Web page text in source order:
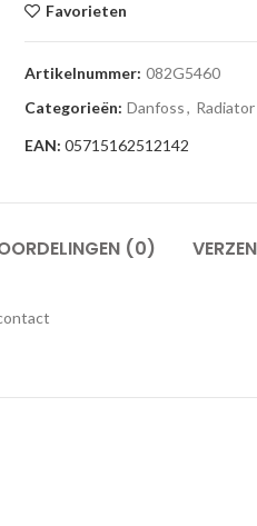
Favorieten
Artikelnummer: 082G5460
Categorieën: Danfoss,
EAN: 05715162512142
(0)